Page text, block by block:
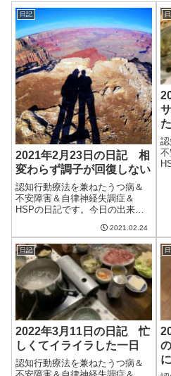
日記
2021年2月23日の日記 相
変わらず調子が回復しない
認知行動療法を兼ねたうつ病＆
不安障害＆自律神経失調症＆
HSPの日記です。今日の出来事
温が低く、少し寒い日だった。
特に北風が強く、歩くのにも難
儀するほど。明日からはまた冬
の寒さに戻るらしい。振れ幅が
大きすぎて困る。...
2021.02.24
た
日記
2022年3月11日の日記 忙
しくてイライラした一日
認知行動療法を兼ねたうつ病＆